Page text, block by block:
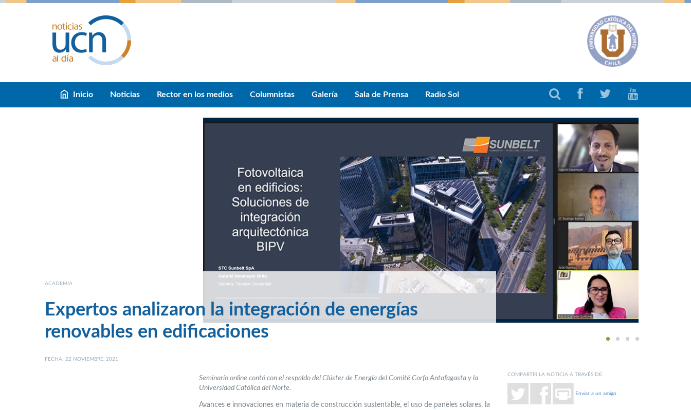
Inicio Noticias Rector en los medios Columnistas Galería Sala de Prensa Radio Sol
1 2 3 4
ACADEMIA
Expertos analizaron la integración de energías
renovables en edificaciones
FECHA: 22 NOVIEMBRE, 2021
Seminario online contó con el respaldo del Clúster de Energía del Comité Corfo Antofagasta y la
Universidad Católica del Norte.
Avances e innovaciones en materia de construcción sustentable, el uso de paneles solares, la
COMPARTIR LA NOTICIA A TRAVÉS DE:
Enviar a un amigo